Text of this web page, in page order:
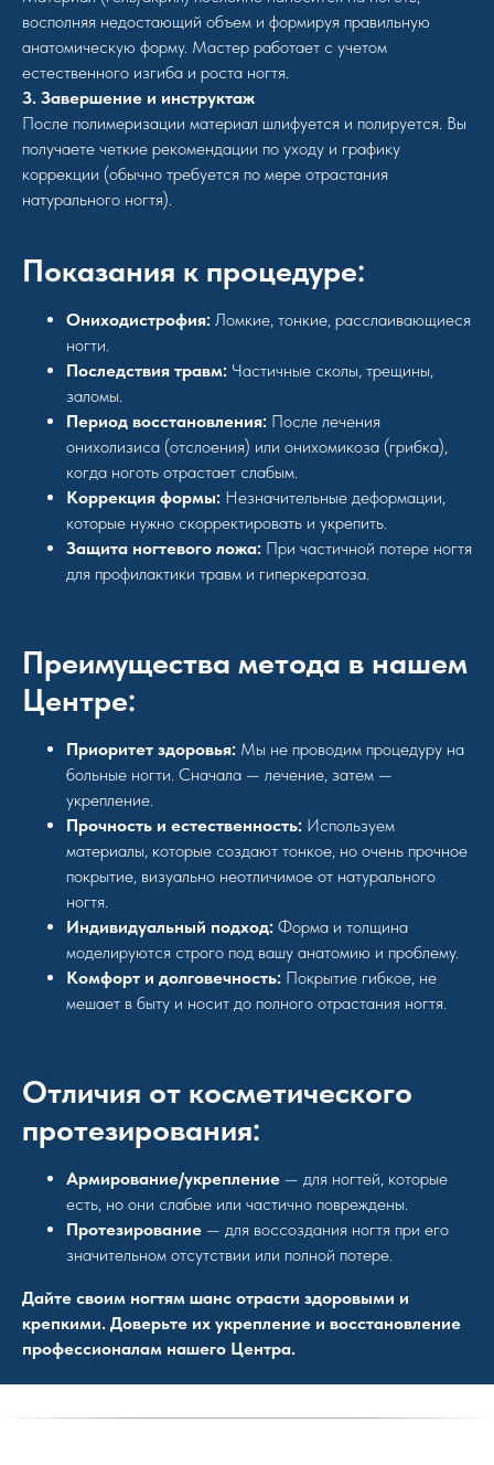
восполняя недостающий объем и формируя правильную
анатомическую форму. Мастер работает с учетом
естественного изгиба и роста ногтя.
3. Завершение и инструктаж
После полимеризации материал шлифуется и полируется. Вы
получаете четкие рекомендации по уходу и графику
коррекции (обычно требуется по мере отрастания
натурального ногтя).
Показания к процедуре:
Ониходистрофия: Ломкие, тонкие, расслаивающиеся
ногти.
Последствия травм: Частичные сколы, трещины,
заломы.
Период восстановления: После лечения
онихолизиса (отслоения) или онихомикоза (грибка),
когда ноготь отрастает слабым.
Коррекция формы: Незначительные деформации,
которые нужно скорректировать и укрепить.
Защита ногтевого ложа: При частичной потере ногтя
для профилактики травм и гиперкератоза.
Преимущества метода в нашем
Центре:
Приоритет здоровья: Мы не проводим процедуру на
больные ногти. Сначала — лечение, затем —
укрепление.
Прочность и естественность: Используем
материалы, которые создают тонкое, но очень прочное
покрытие, визуально неотличимое от натурального
ногтя.
Индивидуальный подход: Форма и толщина
моделируются строго под вашу анатомию и проблему.
Комфорт и долговечность: Покрытие гибкое, не
мешает в быту и носит до полного отрастания ногтя.
Отличия от косметического
протезирования:
Армирование/укрепление — для ногтей, которые
есть, но они слабые или частично повреждены.
Протезирование — для воссоздания ногтя при его
значительном отсутствии или полной потере.
Дайте своим ногтям шанс отрасти здоровыми и
крепкими. Доверьте их укрепление и восстановление
профессионалам нашего Центра.